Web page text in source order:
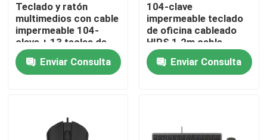
Productos
Sobre nosotros
Teclado y ratón
multimedios con cable
impermeable 104-
clave + 13 teclas de
acceso rápido / 1200
DPI HIPS
personalizable
Enviar Consulta
104-clave
impermeable teclado
de oficina cableado
HIPS 1.2m cable
personalizado
logotipo de pantalla
de seda
Enviar Consulta